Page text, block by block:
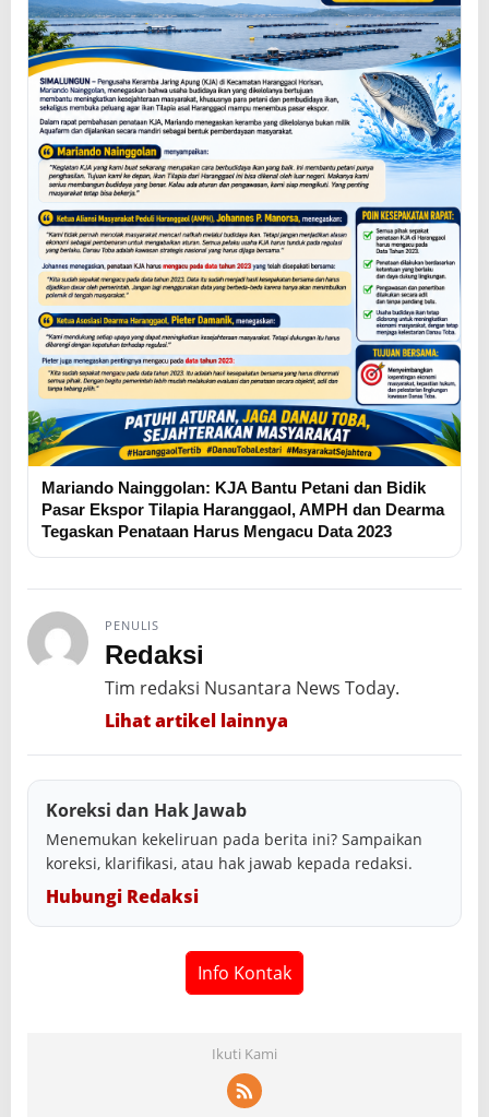
Mariando Nainggolan: KJA Bantu Petani dan Bidik
Pasar Ekspor Tilapia Haranggaol, AMPH dan Dearma
Tegaskan Penataan Harus Mengacu Data 2023
PENULIS
Redaksi
Tim redaksi Nusantara News Today.
Lihat artikel lainnya
Koreksi dan Hak Jawab
Menemukan kekeliruan pada berita ini? Sampaikan
koreksi, klarifikasi, atau hak jawab kepada redaksi.
Hubungi Redaksi
Info Kontak
Ikuti Kami